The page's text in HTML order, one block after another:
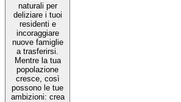
naturali per
deliziare i tuoi
residenti e
incoraggiare
nuove famiglie
a trasferirsi.
Mentre la tua
popolazione
cresce, così
possono le tue
ambizioni: crea